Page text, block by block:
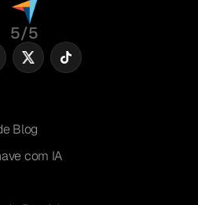
5/5
Blog
com IA